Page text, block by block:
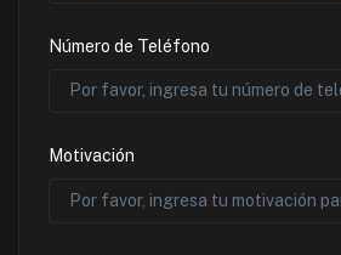
Número de Teléfono
Motivación